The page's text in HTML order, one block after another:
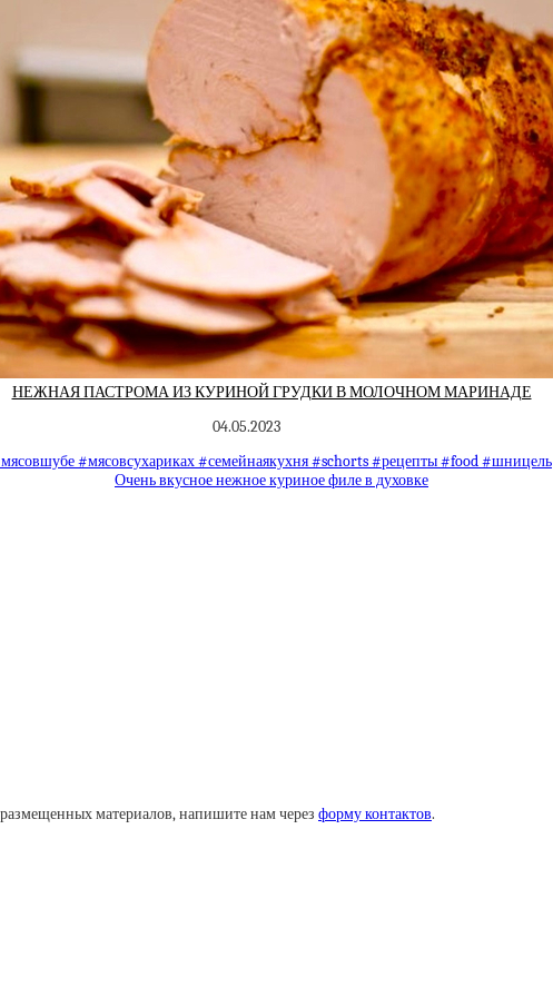
НЕЖНАЯ ПАСТРОМА ИЗ КУРИНОЙ ГРУДКИ В МОЛОЧНОМ МАРИНАДЕ
04.05.2023
#мясовсухариках #семейнаякухня #schorts #рецепты #food #шницель
Очень вкусное нежное куриное филе в духовке
материалов, напишите нам через форму контактов.